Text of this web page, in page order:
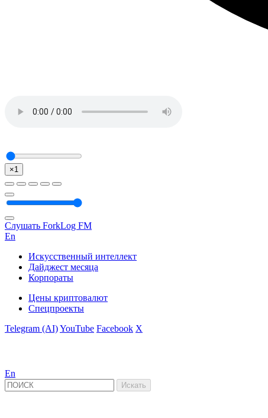
×1
Слушать ForkLog FM
En
Искусственный интеллект
Дайджест месяца
Корпораты
Цены криптовалют
Спецпроекты
Telegram (AI)YouTube Facebook X
En